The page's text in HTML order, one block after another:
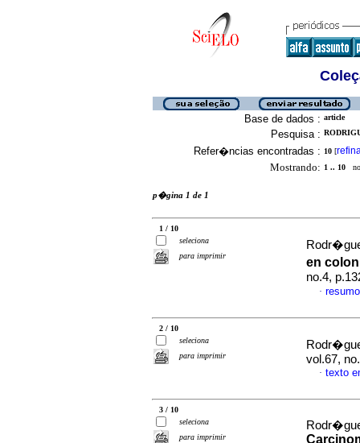
Base de dados : article
Pesquisa :
Refer�ncias encontradas : 10 [
Mostrando: 1 .. 10
p�gina 1 de 1
1 / 10
seleciona
para imprimir
en
no.4,
·
2 / 10
seleciona
para imprimir
vol.67,
· texto
3 / 10
seleciona
para imprimir